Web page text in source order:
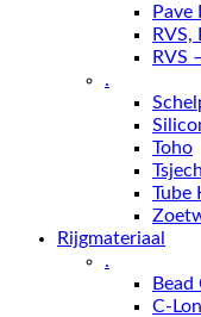
Pave
RVS
.
Toho
Tube
Rijgmateriaal
.
Bead
C-